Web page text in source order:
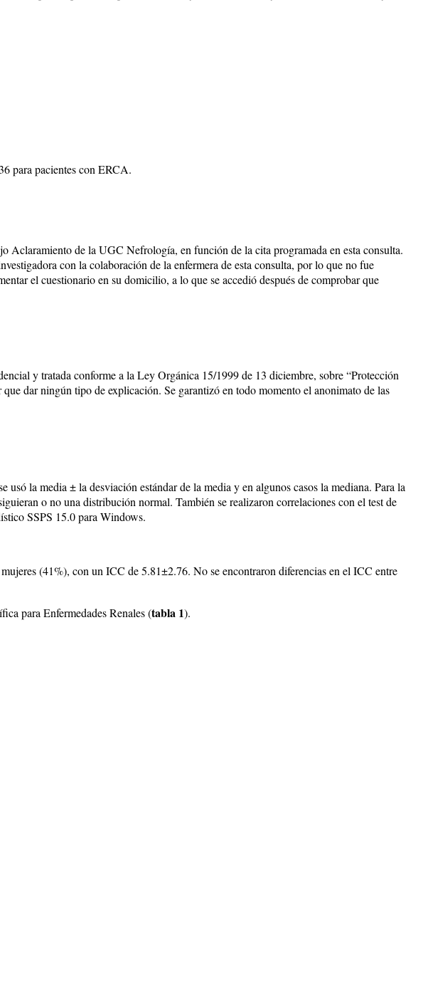
para pacientes con ERCA.
Aclaramiento de la UGC Nefrología, en función de la cita programada en esta consulta.
con la colaboración de la enfermera de esta consulta, por lo que no fue
el cuestionario en su domicilio, a lo que se accedió después de comprobar que
y tratada conforme a la Ley Orgánica 15/1999 de 13 diciembre, sobre “Protección
dar ningún tipo de explicación. Se garantizó en todo momento el anonimato de las
la media ± la desviación estándar de la media y en algunos casos la mediana. Para la
o no una distribución normal. También se realizaron correlaciones con el test de
SSPS 15.0 para Windows.
(41%), con un ICC de 5.81±2.76. No se encontraron diferencias en el ICC entre
para Enfermedades Renales (tabla 1).